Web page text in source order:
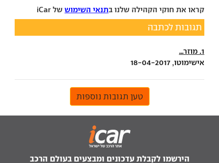
קראו את חוקי הקהילה שלנו בתנאי השימוש של iCar
תגובות לכתבה
1. מוזר...
אישימוטו, 18-04-2017
טען תגובות נוספות
הירשמו לקבלת עדכונים ומבצעים בעולם הרכב